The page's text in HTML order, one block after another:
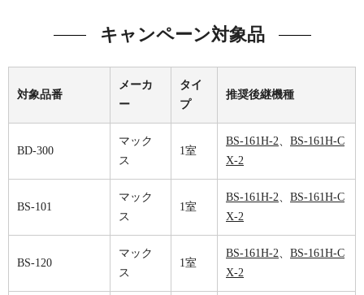
キャンペーン対象品
対象品番
メーカ
ー
タイ
プ
推奨後継機種
BD-300
マック
ス
1室
BS-161H-2
BS-161H-C
X-2
BS-101
マック
ス
1室
BS-161H-2
BS-161H-C
X-2
BS-120
マック
ス
1室
BS-161H-2
BS-161H-C
X-2